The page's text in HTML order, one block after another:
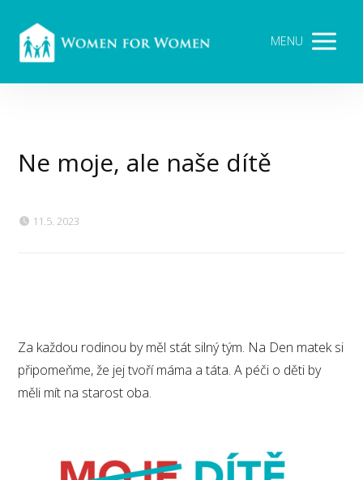
MENU
Ne moje, ale naše dítě
11.5. 2023
Za každou rodinou by měl stát silný tým. Na Den matek si
připomeňme, že jej tvoří máma a táta. A péči o děti by
měli mít na starost oba.